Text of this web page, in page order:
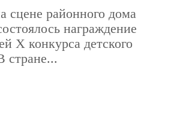
сцене районного дома
награждение
Х конкурса детского
стране...